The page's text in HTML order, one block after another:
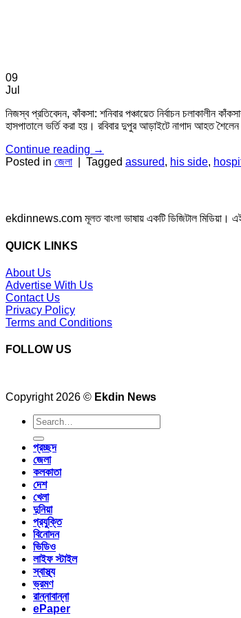
09
Jul
নিজস্ব প্রতিবেদন, কাঁকসা: শনিবার পঞ্চায়েত নির্বাচন
হাসপাতালে ভর্তি করা হয়। রবিবার দুপুর আড়াইটে নাগাদ আহত
Continue reading →
Posted in জেলা Tagged assured, his side,
ekdinnews.com মূলত বাংলা ভাষায় একটি ডিজিটাল মিডিয়া। এই
QUICK LINKS
About Us
Advertise With Us
Contact Us
Privacy Policy
Terms and Conditions
FOLLOW US
Copyright 2026 © Ekdin News
প্রচ্ছদ
জেলা
কলকাতা
দেশ
খেলা
দুনিয়া
প্রযুক্তি
বিনোদন
ভিডিও
লাইফ স্টাইল
স্বাস্থ্য
ভ্রমণ
রান্নাবান্না
ePaper